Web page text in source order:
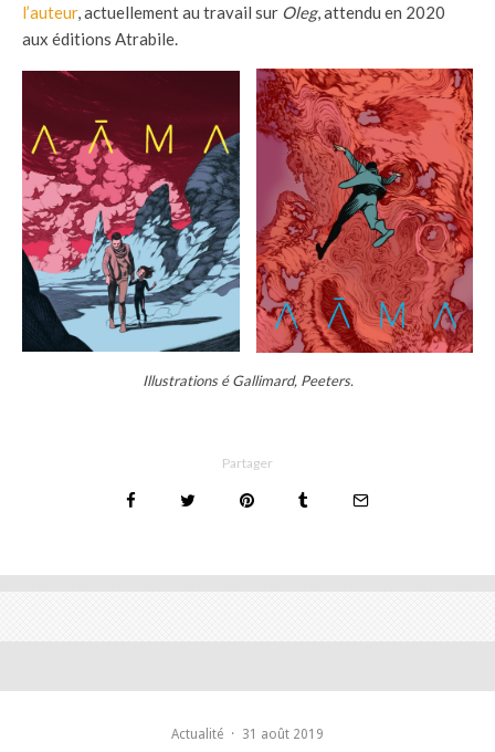
l’auteur, actuellement au travail sur Oleg, attendu en 2020
aux éditions Atrabile.
Illustrations é Gallimard, Peeters.
Partager
Actualité · 31 août 2019